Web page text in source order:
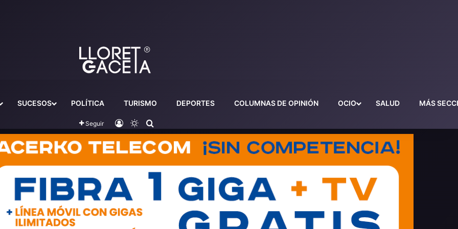
SUCESOS POLÍTICA TURISMO DEPORTES COLUMNAS DE OPINIÓN OCIO SALUD MÁS
Seguir Iniciar sesión
Switch skin